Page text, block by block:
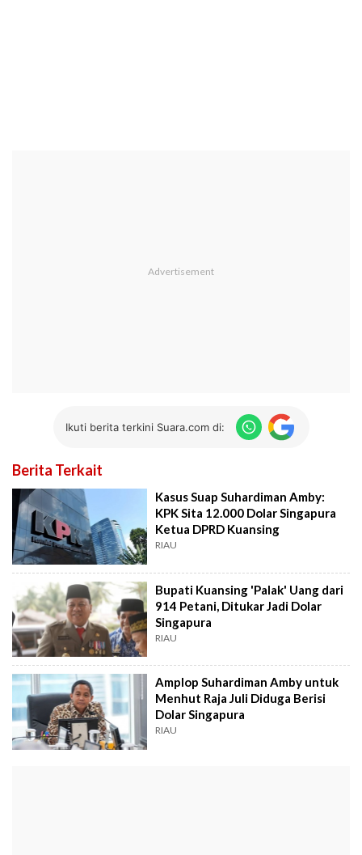
Ikuti berita terkini Suara.com di:
Berita Terkait
Kasus Suap Suhardiman Amby:
KPK Sita 12.000 Dolar Singapura
Ketua DPRD Kuansing
RIAU
Bupati Kuansing 'Palak' Uang dari
914 Petani, Ditukar Jadi Dolar
Singapura
RIAU
Amplop Suhardiman Amby untuk
Menhut Raja Juli Diduga Berisi
Dolar Singapura
RIAU